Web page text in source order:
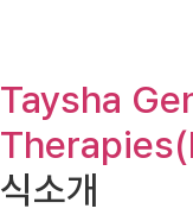
Taysha
식소개